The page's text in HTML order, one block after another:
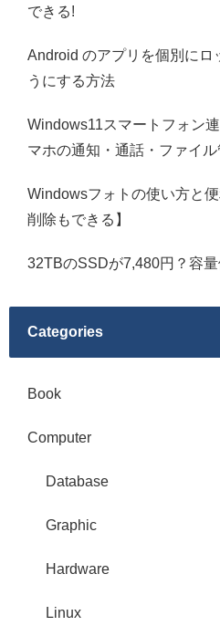
できる!
Android のアプリを個別にロ
うにする方法
Windows11スマートフォン
マホの通知・通話・ファイル
Windowsフォトの使い方と
削除もできる】
32TBのSSDが7,480円？容
Categories
Book
Computer
Database
Graphic
Hardware
Linux